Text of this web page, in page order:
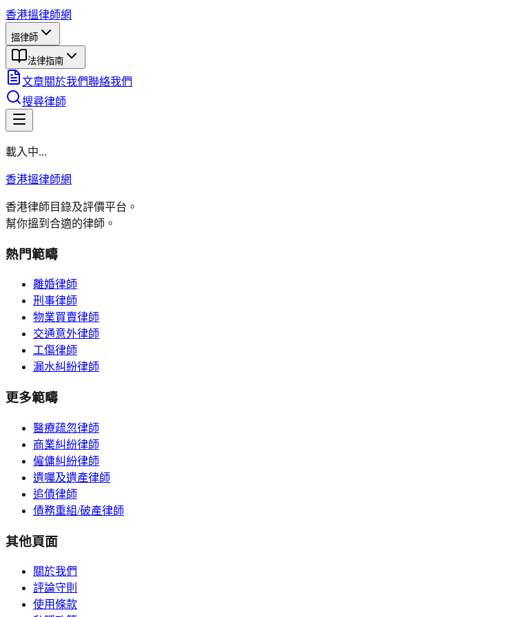
香港搵律師網
搵律師
法律指南
文章關於我們聯絡我們
搜尋律師
載入中...
香港搵律師網
香港律師目錄及評價平台。
幫你搵到合適的律師。
熱門範疇
離婚律師
刑事律師
物業買賣律師
交通意外律師
工傷律師
漏水糾紛律師
更多範疇
醫療疏忽律師
商業糾紛律師
僱傭糾紛律師
遺囑及遺產律師
追債律師
債務重組/破產律師
其他頁面
關於我們
評論守則
使用條款